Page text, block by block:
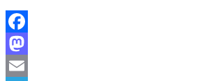
Facebook
Mastodon